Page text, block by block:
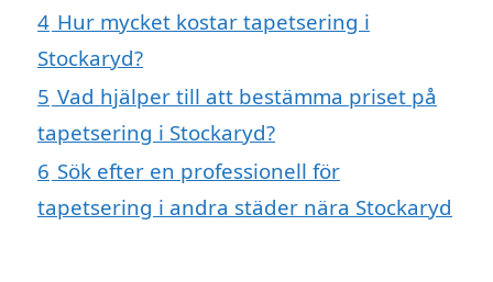
4 Hur mycket kostar tapetsering i
Stockaryd?
5 Vad hjälper till att bestämma priset på
tapetsering i Stockaryd?
6 Sök efter en professionell för
tapetsering i andra städer nära Stockaryd